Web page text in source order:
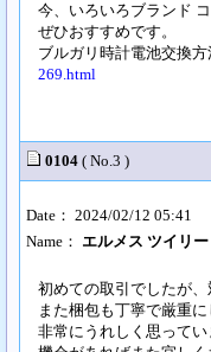
今、いろいろブランド
ぜひおすすめです。
ブルガリ時計電池交換方
269.html
0104 ( No.3 )
Date： 2024/02/12 05:41
Name： エルメス ツイリ
初めての取引でしたが、
また梱包も丁寧で厳重
非常にうれしく思ってい